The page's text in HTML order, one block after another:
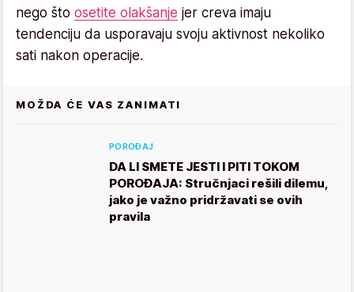
nego što osetite olakšanje jer creva imaju
tendenciju da usporavaju svoju aktivnost nekoliko
sati nakon operacije.
MOŽDA ĆE VAS ZANIMATI
POROĐAJ
DA LI SMETE JESTI I PITI TOKOM
POROĐAJA: Stručnjaci rešili dilemu,
jako je važno pridržavati se ovih
pravila